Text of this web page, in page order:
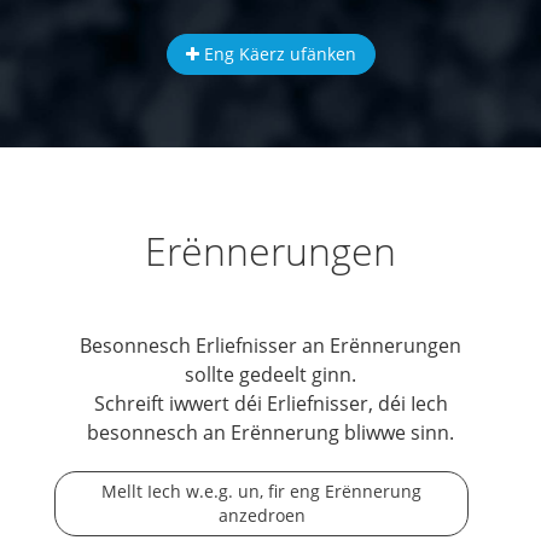
Eng Käerz ufänken
Erënnerungen
Besonnesch Erliefnisser an Erënnerungen
sollte gedeelt ginn.
Schreift iwwert déi Erliefnisser, déi Iech
besonnesch an Erënnerung bliwwe sinn.
Mellt Iech w.e.g. un, fir eng Erënnerung
anzedroen